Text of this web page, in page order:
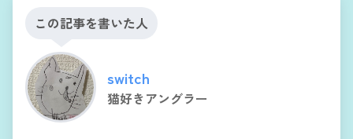
この記事を書いた人
switch
猫好きアングラー